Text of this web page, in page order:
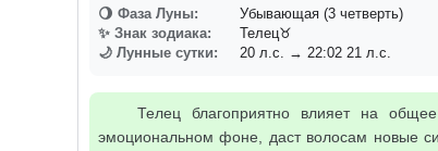
🌖 Фаза Луны:
Убывающая (3 четверть)
✨ Знак зодиака:
Телец♉
🌙 Лунные сутки:
20 л.с. → 22:02 21 л.с.
Телец благоприятно влияет на
эмоциональном фоне, даст волосам новые